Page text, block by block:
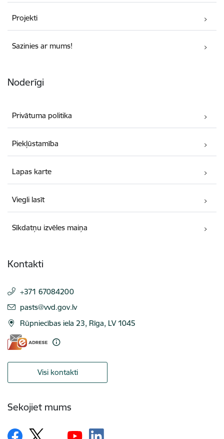
Projekti
Sazinies ar mums!
Noderīgi
Privātuma politika
Piekļūstamība
Lapas karte
Viegli lasīt
Sīkdatņu izvēles maiņa
Kontakti
+371 67084200
E-pasts:
pasts@vvd.gov.lv
Rūpniecības iela 23, Rīga, LV 1045
Visi kontakti
Sekojiet mums